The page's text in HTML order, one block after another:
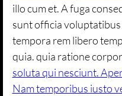
illo cum et. A fuga
sunt officia
tempora rem libero
quia. quia ratione
soluta qui nesciunt.
Nam temporibus iusto